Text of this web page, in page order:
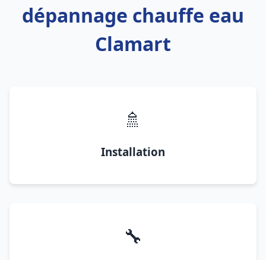
dépannage chauffe eau
Clamart
🚿
Installation
🔧